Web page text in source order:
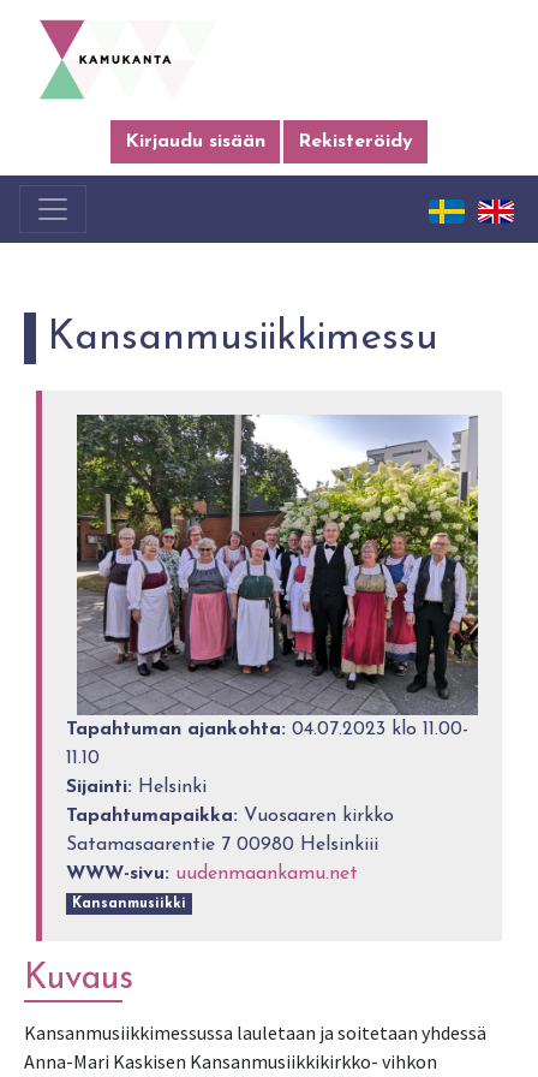
Kirjaudu sisään Rekisteröidy
Kansanmusiikkimessu
Tapahtuman ajankohta: 04.07.2023 klo 11.00-
11.10
Sijainti: Helsinki
Tapahtumapaikka: Vuosaaren kirkko
Satamasaarentie 7 00980 Helsinkiii
WWW-sivu: uudenmaankamu.net
Kansanmusiikki
Kuvaus
Kansanmusiikkimessussa lauletaan ja soitetaan yhdessä
Anna-Mari Kaskisen Kansanmusiikkikirkko- vihkon